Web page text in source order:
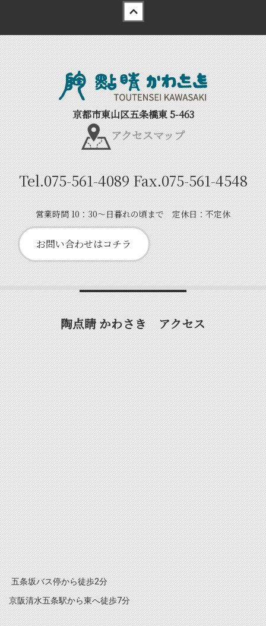
京都市東山区五条橋東 5-463
アクセスマップ
Tel.075-561-4089Fax.075-561-4548
営業時間 10：30～日暮れの頃まで 定休日：不定休
お問い合わせはコチラ
陶点睛 かわさき アクセス
五条坂バス停から徒歩2分
京阪清水五条駅から東へ徒歩7分
Back to top